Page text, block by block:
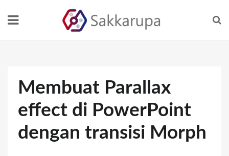
Membuat Parallax
effect di PowerPoint
dengan transisi Morph